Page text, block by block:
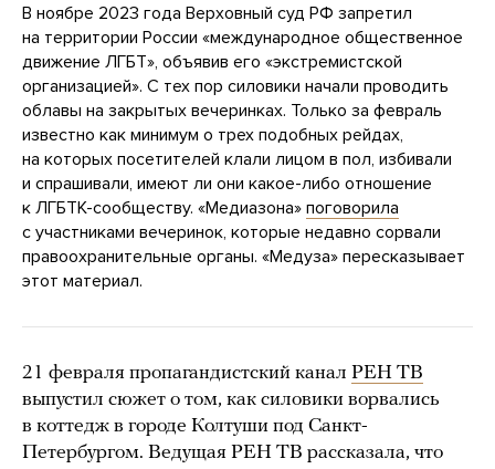
В ноябре 2023 года Верховный суд РФ запретил
на территории России «международное общественное
движение ЛГБТ», объявив его «экстремистской
организацией». С тех пор силовики начали проводить
облавы на закрытых вечеринках. Только за февраль
известно как минимум о трех подобных рейдах,
на которых посетителей клали лицом в пол, избивали
и спрашивали, имеют ли они какое-либо отношение
к ЛГБТК-сообществу. «Медиазона» поговорила
с участниками вечеринок, которые недавно сорвали
правоохранительные органы. «Медуза» пересказывает
этот материал.
21 февраля пропагандистский канал РЕН ТВ
выпустил сюжет о том, как силовики ворвались
в коттедж в городе Колтуши под Санкт-
Петербургом. Ведущая РЕН ТВ рассказала, что